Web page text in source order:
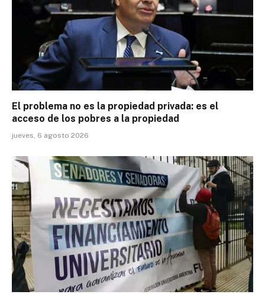
El problema no es la propiedad privada: es el
acceso de los pobres a la propiedad
jueves, 6 agosto 2026